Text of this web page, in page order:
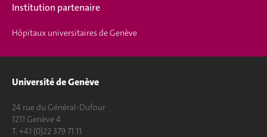
Institution partenaire
Hôpitaux universitaires de Genève
Université de Genève
24 rue du Général-Dufour
1211 Genève 4
T. +41 (0)22 379 71 11